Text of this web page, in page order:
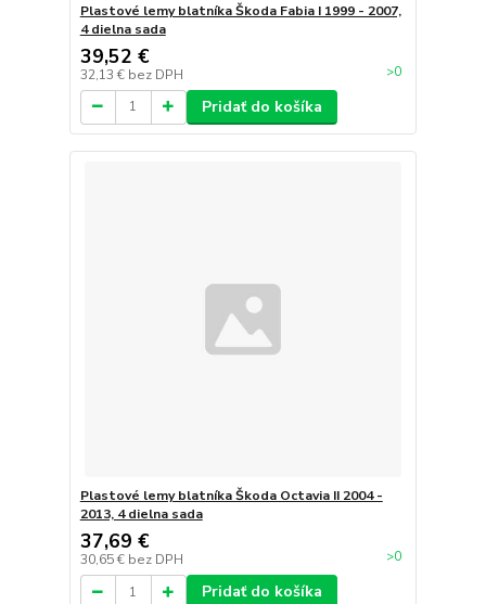
Plastové lemy blatníka Škoda Fabia I 1999 - 2007,
4 dielna sada
39,52 €
32,13 € bez DPH >0
Pridať do košíka
Plastové lemy blatníka Škoda Octavia II 2004 -
2013, 4 dielna sada
37,69 €
30,65 € bez DPH >0
Pridať do košíka